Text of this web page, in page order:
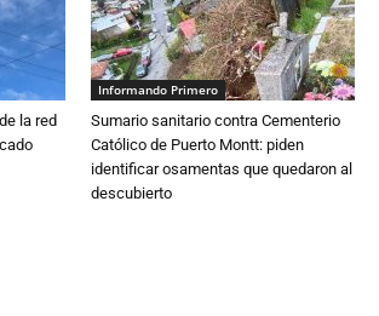
la red
Informando Primero
Sumario sanitario contra Cementerio
Católico de Puerto Montt: piden
identificar osamentas que quedaron al
descubierto